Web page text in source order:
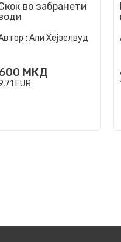
во забранети
: Али Хејзелвуд
МКД
EUR